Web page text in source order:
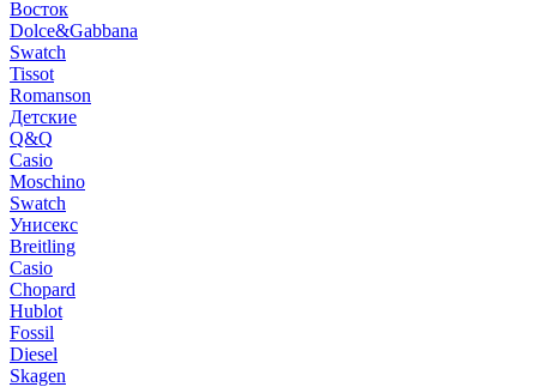
Восток
Dolce&Gabbana
Swatch
Tissot
Romanson
Детские
Q&Q
Casio
Moschino
Swatch
Унисекс
Breitling
Casio
Chopard
Hublot
Fossil
Diesel
Skagen